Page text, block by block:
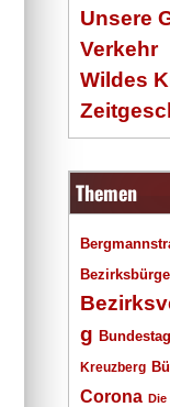
Unsere
Verkehr
Wildes
Themen
g
Kreuzberg
Corona Die